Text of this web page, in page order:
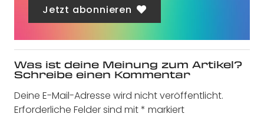
Jetzt abonnieren
Was ist deine Meinung zum Artikel?
Schreibe einen Kommentar
Deine E-Mail-Adresse wird nicht veröffentlicht.
Erforderliche Felder sind mit* markiert